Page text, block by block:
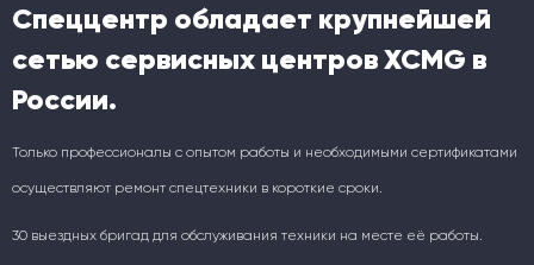
Спеццентр обладает крупнейшей
сетью сервисных центров XCMG в
России.
Только профессионалы с опытом работы и необходимыми сертификатами
осуществляют ремонт спецтехники в короткие сроки.
30 выездных бригад для обслуживания техники на месте её работы.